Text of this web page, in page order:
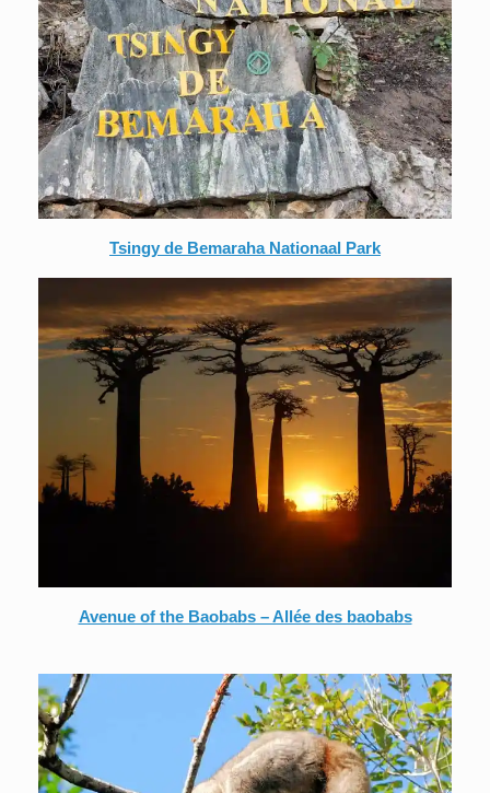
Tsingy de Bemaraha Nationaal Park
Avenue of the Baobabs – Allée des baobabs